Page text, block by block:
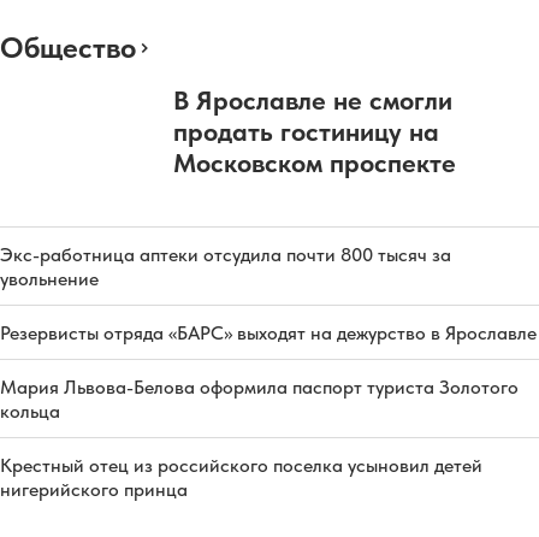
Общество
В Ярославле не смогли
продать гостиницу на
Московском проспекте
Экс-работница аптеки отсудила почти 800 тысяч за
увольнение
Резервисты отряда «БАРС» выходят на дежурство в Ярославле
Мария Львова-Белова оформила паспорт туриста Золотого
кольца
Крестный отец из российского поселка усыновил детей
нигерийского принца